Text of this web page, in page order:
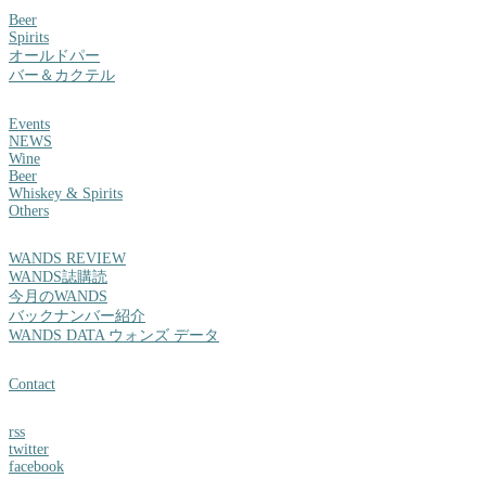
Beer
Spirits
オールドパー
バー＆カクテル
Events
NEWS
Wine
Beer
Whiskey & Spirits
Others
WANDS REVIEW
WANDS誌購読
今月のWANDS
バックナンバー紹介
WANDS DATA ウォンズ データ
Contact
rss
twitter
facebook